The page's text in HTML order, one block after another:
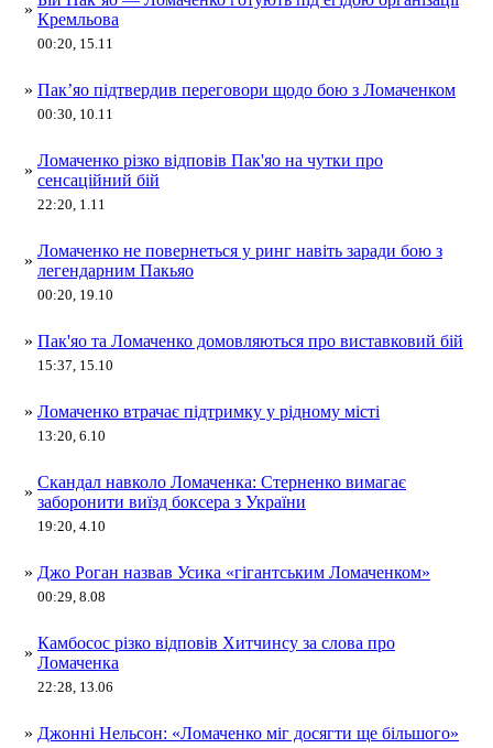
»
Кремльова
00:20, 15.11
» Пак’яо підтвердив переговори щодо бою з Ломаченком
00:30, 10.11
»
Ломаченко різко відповів Пак'яо на чутки про
сенсаційний бій
22:20, 1.11
»
Ломаченко не повернеться у ринг навіть заради бою з
легендарним Пакьяо
00:20, 19.10
» Пак'яо та Ломаченко домовляються про виставковий бій
15:37, 15.10
» Ломаченко втрачає підтримку у рідному місті
13:20, 6.10
»
Скандал навколо Ломаченка: Стерненко вимагає
заборонити виїзд боксера з України
19:20, 4.10
» Джо Роган назвав Усика «гігантським Ломаченком»
00:29, 8.08
»
Камбосос різко відповів Хитчинсу за слова про
Ломаченка
22:28, 13.06
» Джонні Нельсон: «Ломаченко міг досягти ще більшого»